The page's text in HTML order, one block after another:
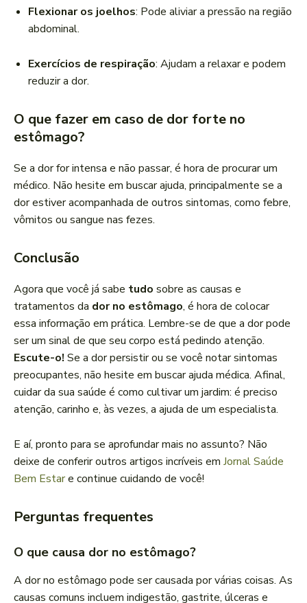
Flexionar os joelhos: Pode aliviar a pressão na região
abdominal.
Exercícios de respiração: Ajudam a relaxar e podem
reduzir a dor.
O que fazer em caso de dor forte no
estômago?
Se a dor for intensa e não passar, é hora de procurar um
médico. Não hesite em buscar ajuda, principalmente se a
dor estiver acompanhada de outros sintomas, como febre,
vômitos ou sangue nas fezes.
Conclusão
Agora que você já sabe tudo sobre as causas e
tratamentos da dor no estômago, é hora de colocar
essa informação em prática. Lembre-se de que a dor pode
ser um sinal de que seu corpo está pedindo atenção.
Escute-o! Se a dor persistir ou se você notar sintomas
preocupantes, não hesite em buscar ajuda médica. Afinal,
cuidar da sua saúde é como cultivar um jardim: é preciso
atenção, carinho e, às vezes, a ajuda de um especialista.
E aí, pronto para se aprofundar mais no assunto? Não
deixe de conferir outros artigos incríveis em Jornal Saúde
Bem Estare continue cuidando de você!
Perguntas frequentes
O que causa dor no estômago?
A dor no estômago pode ser causada por várias coisas. As
causas comuns incluem indigestão, gastrite, úlceras e